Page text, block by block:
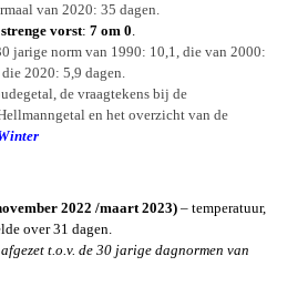
van 2020: 35 dagen.
vorst: 7 om 0.
jarige norm van 1990: 10,1, die van 2000:
2020: 5,9 dagen.
de vraagtekens bij de
en het overzicht van de
2022 /maart 2023) – temperatuur,
over 31 dagen.
t.o.v. de 30 jarige dagnormen van